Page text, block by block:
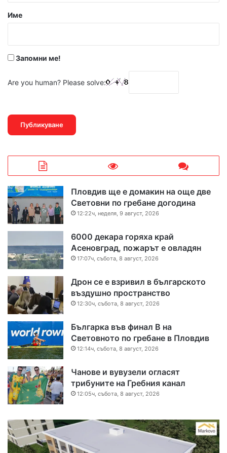
р
Име
Запомни ме!
Are you human? Please solve:
Пловдив ще е домакин на още две
Световни по гребане догодина
12:22ч, неделя, 9 август, 2026
6000 декара горяха край
Асеновград, пожарът е овладян
17:07ч, събота, 8 август, 2026
Дрон се е взривил в българското
въздушно пространство
12:30ч, събота, 8 август, 2026
Българка във финал B на
Световното по гребане в Пловдив
12:14ч, събота, 8 август, 2026
Чанове и вувузели огласят
трибуните на Гребния канал
12:05ч, събота, 8 август, 2026